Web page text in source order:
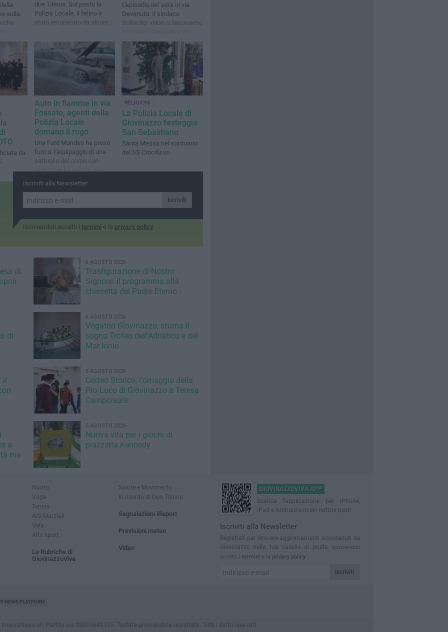
sulla
due 14enni. Sul posto la
Polizia Locale, il felino è
stato recuperato da alcuni
L'episodio ieri sera in via
Devenuto. Il sindaco
Sollecito: «Non ci lasceremo
nessuno»
da
Auto in fiamme in via
Fossato, agenti della
Polizia Locale
domano il rogo
Una Ford Mondeo ha preso
fuoco: l'equipaggio di una
pattuglia del corpo con
l'estintore ha evitato guai
peggiori
RELIGIONI
La Polizia Locale di
Giovinazzo festeggia
San Sebastiano
Santa Messa nel santuario
del SS Crocifisso
Iscriviti alla Newsletter
Iscriviti
Iscrivendoti accetti i termini e la privacy policy
di
6 AGOSTO 2026
Trasfigurazione di Nostro
Signore: il programma alla
chiesetta del Padre Eterno
di
6 AGOSTO 2026
Vogatori Giovinazzo, sfuma il
sogno Trofeo dell'Adriatico e del
Mar Ionio
il
5 AGOSTO 2026
Corteo Storico, l'omaggio della
Pro Loco di Giovinazzo a Teresa
Camporeale
a
ma
5 AGOSTO 2026
Nuova vita per i giochi di
piazzetta Kennedy
Nuoto
Voga
Tennis
Arti Marziali
Vela
Altri sport
Le Rubriche di
GiovinazzoViva
Salute e Movimento
In ricordo di Don Tonino
Segnalazioni iReport
Previsioni meteo
Video
GIOVINAZZOVIVA APP
Scarica l'applicazione per iPhone,
iPad e Android e ricevi notizie push
Iscriviti alla Newsletter
Registrati per ricevere aggiornamenti e contenuti da
Giovinazzo nella tua casella di posta
Iscrivendoti
accetti i termini e la privacy policy
Iscriviti
NEWS PLATFORM
srl. Partita iva 08059640725. Testata giornalistica registrata. Tutti i diritti riservati.